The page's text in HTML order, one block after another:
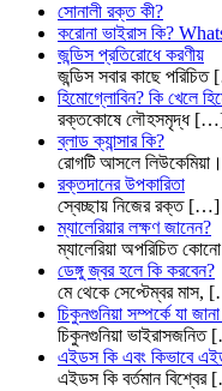
সোনালী রক্ত কী?
করোনা ভাইরাস কি?
জন্ডিস প্রতিরোধে করণীয়
জন্ডিস সবার কাছে পরিচিত
হিমোগ্লোবিন? কি খেলে
রক্তকোষে লৌহসমৃদ্ধ
ব্লাড ক্যান্সার কি?
রোগটি আসলে লিউকেমিয়া।
রক্তদানের উপকারিতা
স্বেচ্ছায় নিজের রক্ত […]
ম্যালেরিয়ার লক্ষণ জানেন?
ম্যালেরিয়া অপরিচিত কোনো
ডেঙ্গু জ্বর হলে কি করবেন?
মে থেকে সেপ্টেম্বর মাস,
চিকুনগুনিয়া সম্পর্কে যা
চিকুনগুনিয়া ভাইরাসজনিত
এইডস কি এবং কিভাবে
এইডস কি বর্তমান বিশ্বের